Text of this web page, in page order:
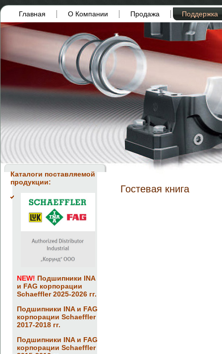
Главная О Компании Продажа Поддержка
Каталоги поставляемой
продукции:
NEW! Подшипники INA
и FAG корпорации
Schaeffler 2025-2026 гг.
Подшипники INA и FAG
корпорации Schaeffler
2017-2018 гг.
Подшипники INA и FAG
корпорации Schaeffler
Гостевая книга